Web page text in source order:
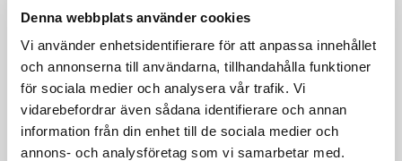
Denna webbplats använder cookies
Vi använder enhetsidentifierare för att anpassa innehållet
och annonserna till användarna, tillhandahålla funktioner
för sociala medier och analysera vår trafik. Vi
vidarebefordrar även sådana identifierare och annan
information från din enhet till de sociala medier och
annons- och analysföretag som vi samarbetar med.
din bil fortsätter vara både säker och pålitlig. Boka tid
enkelt online eller hör av dig. Hos oss vet du alltid var du
lämnar bilen – i trygga händer.
LÄS MER OM BILSERVICE